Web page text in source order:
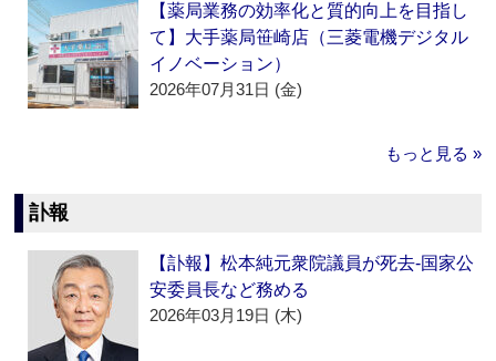
【薬局業務の効率化と質的向上を目指し
て】大手薬局笹崎店（三菱電機デジタル
イノベーション）
2026年07月31日 (金)
もっと見る »
訃報
【訃報】松本純元衆院議員が死去‐国家公
安委員長など務める
2026年03月19日 (木)